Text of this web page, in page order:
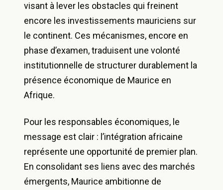
visant à lever les obstacles qui freinent
encore les investissements mauriciens sur
le continent. Ces mécanismes, encore en
phase d’examen, traduisent une volonté
institutionnelle de structurer durablement la
présence économique de Maurice en
Afrique.
Pour les responsables économiques, le
message est clair : l’intégration africaine
représente une opportunité de premier plan.
En consolidant ses liens avec des marchés
émergents, Maurice ambitionne de